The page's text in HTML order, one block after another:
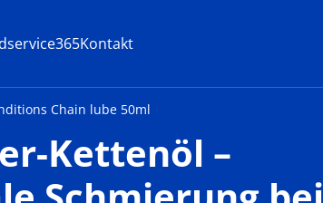
Kontakt
Chain lube 50ml
Kettenöl –